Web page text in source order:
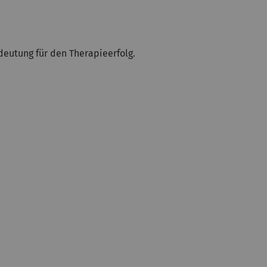
für den Therapieerfolg.